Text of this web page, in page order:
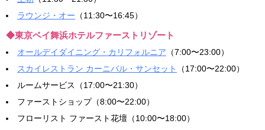
ラウンジ・オー （11:30〜16:45）
◆東京ベイ舞浜ホテルファーストリゾート
オールデイダイニング・カリフォルニア （7:00〜23:00）
スカイレストラン カーニバル・サンセット
（17:00〜22:00）
ルームサービス（17:00〜21:30）
ファーストショップ（8:00〜22:00）
フローリスト ファースト花壇（10:00〜18:00）